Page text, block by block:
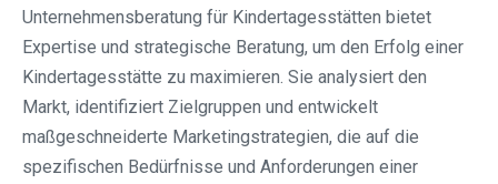
Unternehmensberatung für Kindertagesstätten bietet
Expertise und strategische Beratung, um den Erfolg einer
Kindertagesstätte zu maximieren. Sie analysiert den
Markt, identifiziert Zielgruppen und entwickelt
maßgeschneiderte Marketingstrategien, die auf die
spezifischen Bedürfnisse und Anforderungen einer